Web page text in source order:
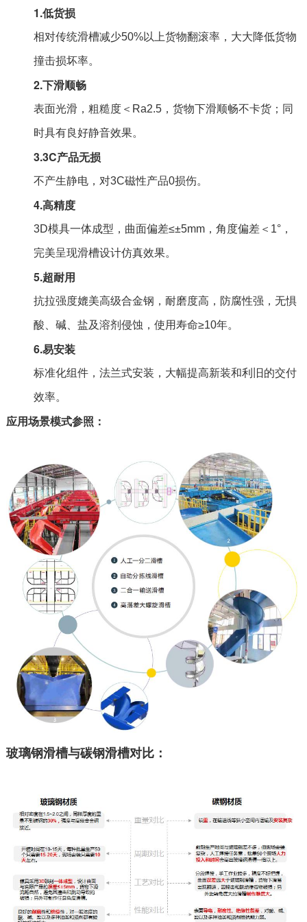
1.低货损
相对传统滑槽减少50%以上货物翻滚率，大大降低货物
撞击损坏率。
2.下滑顺畅
表面光滑，粗糙度＜Ra2.5，货物下滑顺畅不卡货；同
时具有良好静音效果。
3.3C产品无损
不产生静电，对3C磁性产品0损伤。
4.高精度
3D模具一体成型，曲面偏差≤±5mm，角度偏差＜1°，
完美呈现滑槽设计仿真效果。
5.超耐用
抗拉强度媲美高级合金钢，耐磨度高，防腐性强，无惧
酸、碱、盐及溶剂侵蚀，使用寿命≥10年。
6.易安装
标准化组件，法兰式安装，大幅提高新装和利旧的交付
效率。
应用场景模式参照：
玻璃钢滑槽与碳钢滑槽对比：